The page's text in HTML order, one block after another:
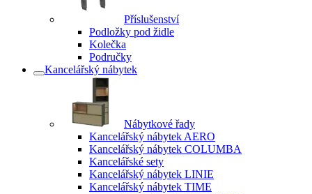
Příslušenství
Podložky pod židle
Kolečka
Područky
Kancelářský nábytek
Nábytkové řady
Kancelářský nábytek AERO
Kancelářský nábytek COLUMBA
Kancelářské sety
Kancelářský nábytek LINIE
Kancelářský nábytek TIME